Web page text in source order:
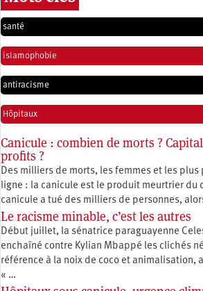
santé
islamophobie
antiracisme
Hôpitaux
Canicule : combien de morts ?
profits ?
Des milliers de morts, les femmes et les plus
ligne : la canicule est le produit meurtrier du
canicule a tué des milliers de personnes,
Le racisme minable, c’est les autres
Début juillet, la sénatrice paraguayenne
enchaîné contre Kylian Mbappé les clichés
référence à la noix de coco et animalisation,
« …